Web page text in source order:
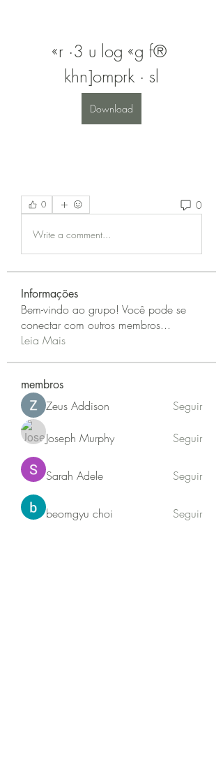
«r ·3 u log «g f®
khn]omprk · sl
Download
0 0
Write a comment...
Informações
Bem-vindo ao grupo! Você pode se
conectar com outros membros...
Leia Mais
membros
Zeus Addison Seguir
Joseph Murphy Seguir
Sarah Adele Seguir
beomgyu choi Seguir